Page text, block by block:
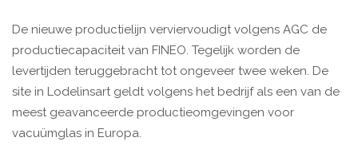
De nieuwe productielijn verviervoudigt volgens AGC de
productiecapaciteit van FINEO. Tegelijk worden de
levertijden teruggebracht tot ongeveer twee weken. De
site in Lodelinsart geldt volgens het bedrijf als een van de
meest geavanceerde productieomgevingen voor
vacuümglas in Europa.